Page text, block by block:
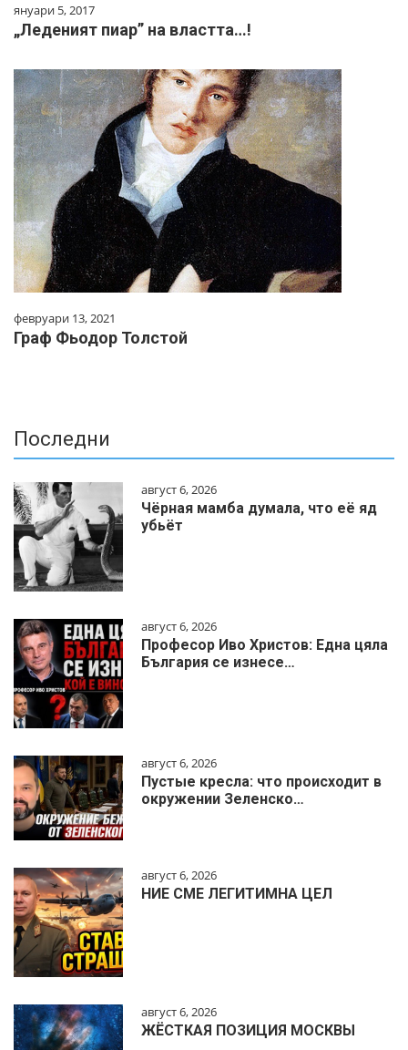
януари 5, 2017
„Леденият пиар” на властта…!
февруари 13, 2021
Граф Фьодор Толстой
Последни
август 6, 2026
Чёрная мамба думала, что её яд
убьёт
август 6, 2026
Професор Иво Христов: Една цяла
България се изнесе…
август 6, 2026
Пустые кресла: что происходит в
окружении Зеленско…
август 6, 2026
НИЕ СМЕ ЛЕГИТИМНА ЦЕЛ
август 6, 2026
ЖЁСТКАЯ ПОЗИЦИЯ МОСКВЫ